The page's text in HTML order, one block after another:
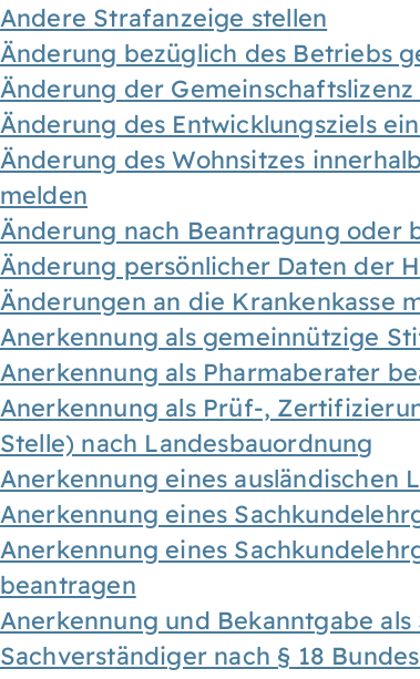
Andere Strafanzeige stellen
Änderung bezüglich des Betriebs
Änderung der
Änderung des Entwicklungsziels
Änderung des Wohnsitzes
melden
Änderung nach Beantragung oder
Änderung persönlicher Daten der
Änderungen an die Krankenkasse
Anerkennung als gemeinnützige
Anerkennung als Pharmaberater
Anerkennung als Prüf-,
Stelle) nach Landesbauordnung
Anerkennung eines ausländischen
Anerkennung eines
Anerkennung eines
beantragen
Anerkennung und Bekanntgabe
Sachverständiger nach § 18